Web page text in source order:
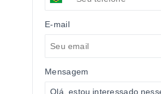
E-mail
Mensagem